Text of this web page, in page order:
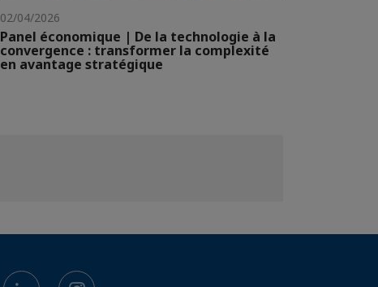
02/04/2026
Panel économique | De la technologie à la
convergence : transformer la complexité
en avantage stratégique